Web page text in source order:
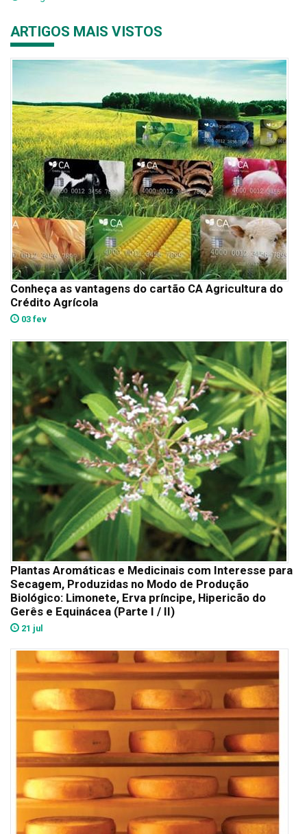
ARTIGOS MAIS VISTOS
Conheça as vantagens do cartão CA Agricultura do
Crédito Agrícola
03 fev
Plantas Aromáticas e Medicinais com Interesse para
Secagem, Produzidas no Modo de Produção
Biológico: Limonete, Erva príncipe, Hipericão do
Gerês e Equinácea (Parte I / II)
21 jul